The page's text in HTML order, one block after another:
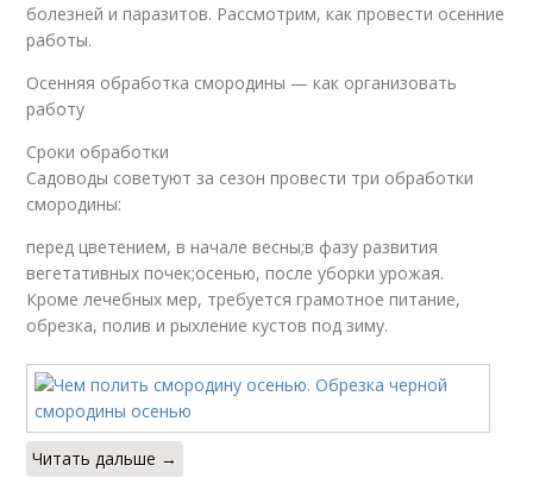
болезней и паразитов. Рассмотрим, как провести осенние
работы.
Осенняя обработка смородины — как организовать
работу
Сроки обработки
Садоводы советуют за сезон провести три обработки
смородины:
перед цветением, в начале весны;в фазу развития
вегетативных почек;осенью, после уборки урожая.
Кроме лечебных мер, требуется грамотное питание,
обрезка, полив и рыхление кустов под зиму.
Читать дальше →